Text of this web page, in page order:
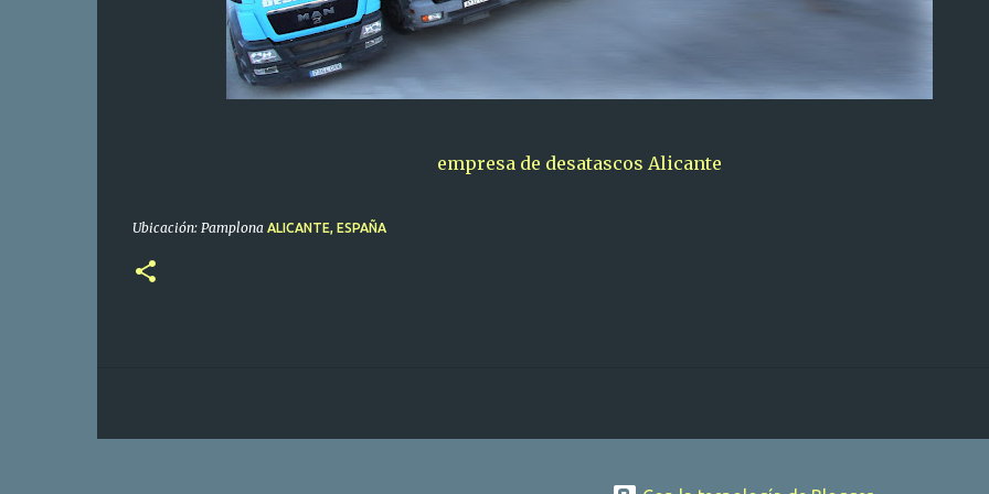
empresa de desatascos Alicante
Ubicación: Pamplona ALICANTE, ESPAÑA